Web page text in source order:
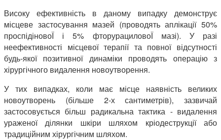
Високу ефективність в даному випадку демонструє
місцеве застосування мазей (проводять аплікації 50%
проспідіновоЇ і 5% фторурациловоЇ мазі). У разі
неефективності місцевої терапії та повної відсутності
будь-якої позитивної динаміки проводять операцію з
хірургічного видалення новоутворення.
У тих випадках, коли має місце наявність великих
новоутворень (більше 2-х сантиметрів), зазвичай
застосовується більш радикальна тактика - видалення
ураженої ділянки шкіри шляхом кріодеструкції або
традиційним хірургічним шляхом.